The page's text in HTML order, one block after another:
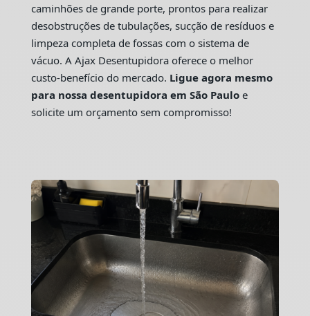
caminhões de grande porte, prontos para realizar
desobstruções de tubulações, sucção de resíduos e
limpeza completa de fossas com o sistema de
vácuo. A Ajax Desentupidora oferece o melhor
custo-benefício do mercado. Ligue agora mesmo
para nossa desentupidora em São Pauloe
solicite um orçamento sem compromisso!